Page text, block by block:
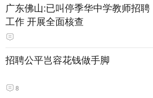
广东佛山:已叫停季华中学教师招聘
工作 开展全面核查
招聘公平岂容花钱做手脚
8